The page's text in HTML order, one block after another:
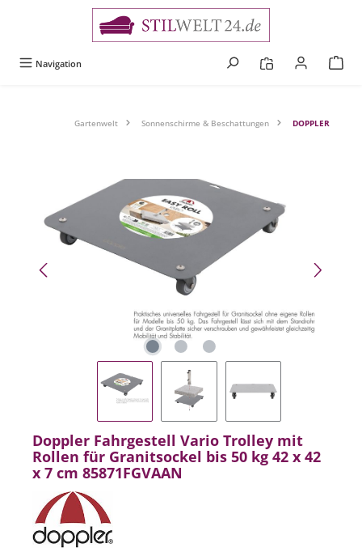
Navigation
Gartenwelt Sonnenschirme & Beschattungen DOPPLER
Bildergalerie überspringen
Doppler Fahrgestell Vario Trolley mit
Rollen für Granitsockel bis 50 kg 42 x 42
x 7 cm 85871FGVAAN